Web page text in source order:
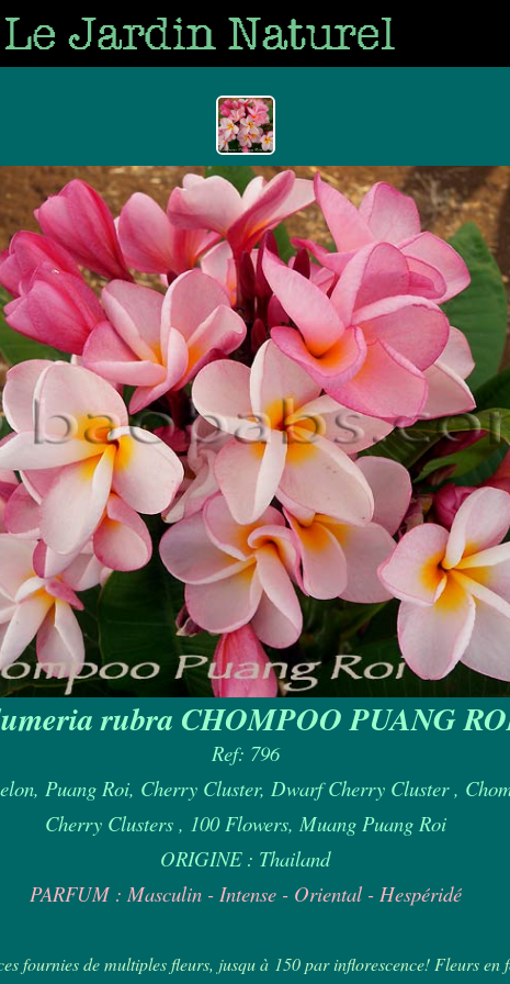
rubra CHOMPOO PUANG
Ref: 796
Puang Roi, Cherry Cluster, Dwarf Cherry Cluster ,
Cherry Clusters , 100 Flowers, Muang Puang Roi
ORIGINE : Thailand
PARFUM : Masculin - Intense - Oriental - Hespéridé
fournies de multiples fleurs, jusqu à 150 par inflorescence! Fleurs en